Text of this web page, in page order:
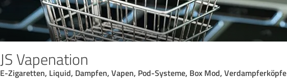
JS Vapenation
E-Zigaretten, Liquid, Dampfen, Vapen, Pod-Systeme, Box Mod, Verdampferköpfe